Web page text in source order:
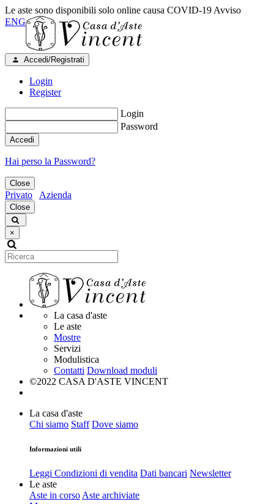
Le aste sono disponibili solo online causa COVID-19 Avviso
ENG
Accedi/Registrati
Login
Register
Login
Password
Accedi
Hai perso la Password?
Close
Privato Azienda
Close
×
La casa d'aste
Le aste
Mostre
Servizi
Modulistica
Contatti Download moduli
©2022 CASA D'ASTE VINCENT
La casa d'aste
Chi siamo Staff Dove siamo
Informazioni utili
Leggi Condizioni di vendita Dati bancari Newsletter
Le aste
Aste in corso Aste archiviate